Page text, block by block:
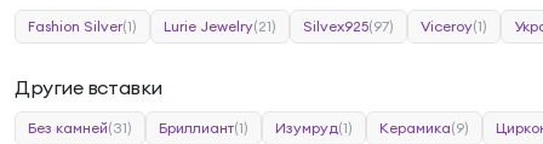
Fashion Silver(1) Lurie Jewelry(21) Silvex925(97) Viceroy(1)
Другие вставки
Без камней(31) Бриллиант(1) Изумруд(1) Керамика(9)